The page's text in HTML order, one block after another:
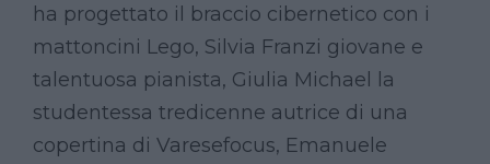
ha progettato il braccio cibernetico con i
mattoncini Lego, Silvia Franzi giovane e
talentuosa pianista, Giulia Michael la
studentessa tredicenne autrice di una
copertina di Varesefocus, Emanuele